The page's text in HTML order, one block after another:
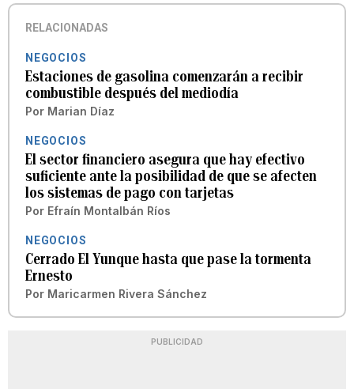
RELACIONADAS
NEGOCIOS
Estaciones de gasolina comenzarán a recibir
combustible después del mediodía
Por Marian Díaz
NEGOCIOS
El sector financiero asegura que hay efectivo
suficiente ante la posibilidad de que se afecten
los sistemas de pago con tarjetas
Por Efraín Montalbán Ríos
NEGOCIOS
Cerrado El Yunque hasta que pase la tormenta
Ernesto
Por Maricarmen Rivera Sánchez
PUBLICIDAD